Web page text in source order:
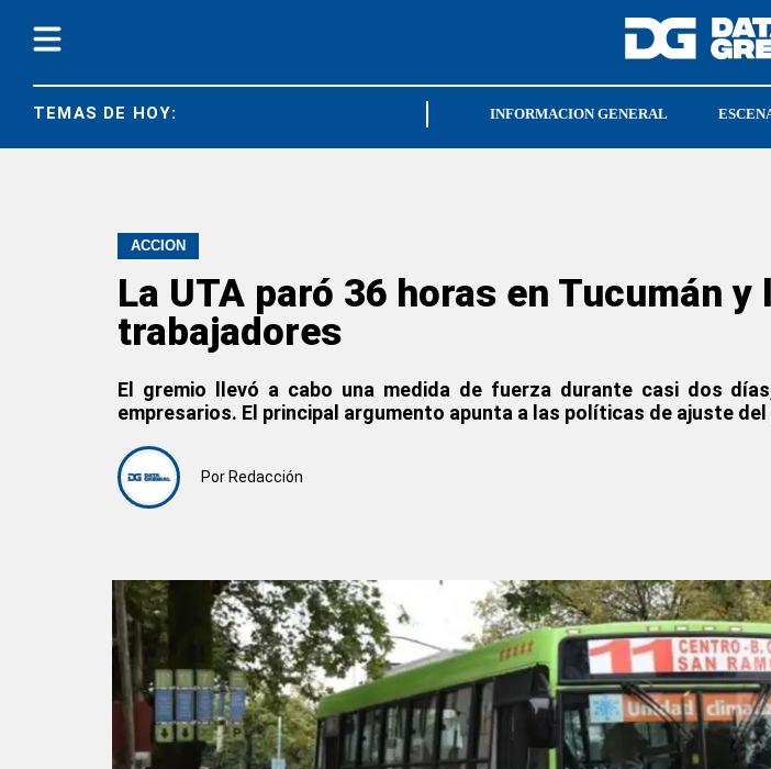
TEMAS DE HOY: CRISTIAN JERÓNIMO SOECRA
INFORMACION GENERAL
ACCIÓN
La UTA paró 36 horas en Tucumán
trabajadores
El gremio llevó a cabo una medida de fuerza durante casi dos
empresarios. El principal argumento apunta a las políticas de ajuste
Por Redacción